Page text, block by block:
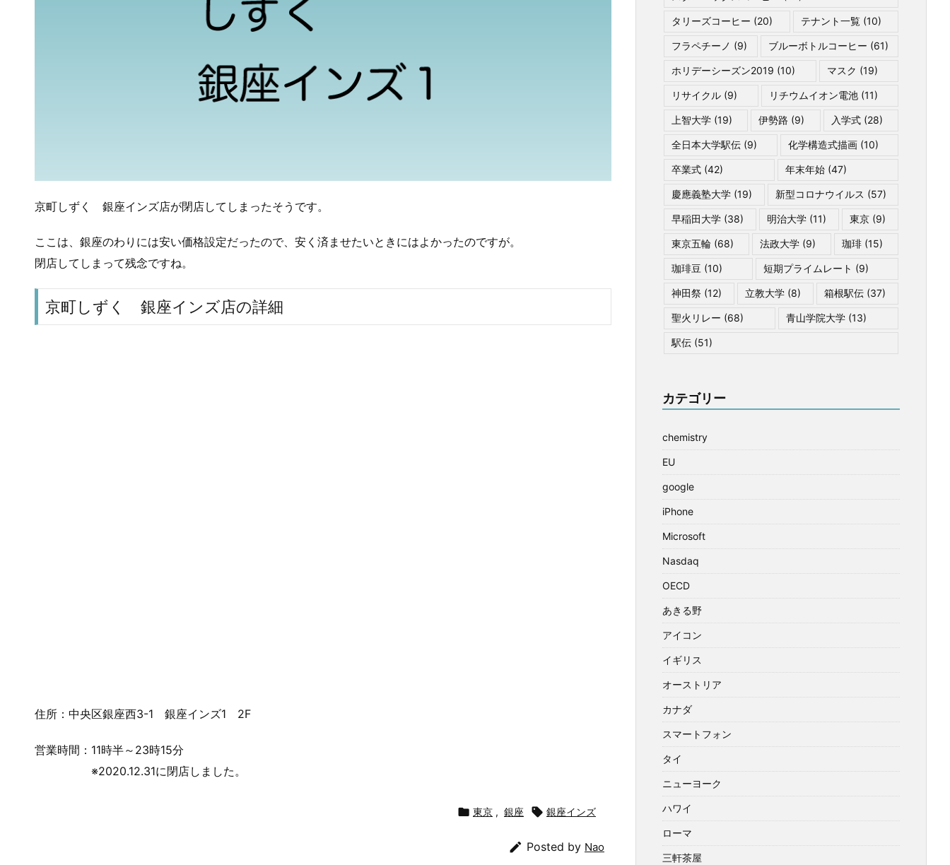
京町しずく 銀座インズ店が閉店してしまったそうです。
ここは、銀座のわりには安い価格設定だったので、安く済ませたいときにはよかったのですが。
閉店してしまって残念ですね。
京町しずく 銀座インズ店の詳細
住所：中央区銀座西3-1 銀座インズ1 2F
営業時間：11時半～23時15分
※2020.12.31に閉店しました。
 東京 , 銀座  銀座インズ
 Posted by Nao
タリーズコーヒー (20) テナント一覧(10)
フラペチーノ (9) ブルーボトルコーヒー (61)
ホリデーシーズン2019 (10) マスク (19)
リサイクル (9) リチウムイオン電池(11)
上智大学 (19) 伊勢路 (9) 入学式(28)
全日本大学駅伝 (9) 化学構造式描画(10)
卒業式 (42) 年末年始 (47)
慶應義塾大学 (19) 新型コロナウイルス (57)
早稲田大学 (38) 明治大学 (11) 東京 (9)
東京五輪 (68) 法政大学 (9) 珈琲 (15)
珈琲豆 (10) 短期プライムレート (9)
神田祭 (12) 立教大学 (8) 箱根駅伝 (37)
聖火リレー (68) 青山学院大学 (13)
駅伝 (51)
カテゴリー
chemistry
EU
google
iPhone
Microsoft
Nasdaq
OECD
あきる野
アイコン
イギリス
オーストリア
カナダ
スマートフォン
タイ
ニューヨーク
ハワイ
ローマ
三軒茶屋